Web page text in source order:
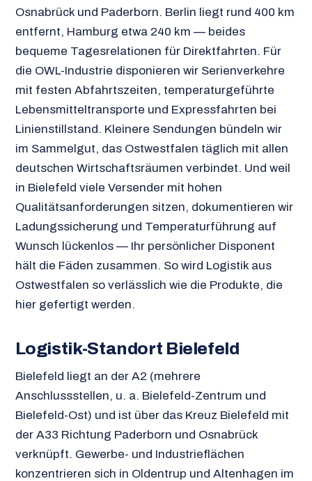
Osnabrück und Paderborn. Berlin liegt rund 400 km
entfernt, Hamburg etwa 240 km — beides
bequeme Tagesrelationen für Direktfahrten. Für
die OWL-Industrie disponieren wir Serienverkehre
mit festen Abfahrtszeiten, temperaturgeführte
Lebensmitteltransporte und Expressfahrten bei
Linienstillstand. Kleinere Sendungen bündeln wir
im Sammelgut, das Ostwestfalen täglich mit allen
deutschen Wirtschaftsräumen verbindet. Und weil
in Bielefeld viele Versender mit hohen
Qualitätsanforderungen sitzen, dokumentieren wir
Ladungssicherung und Temperaturführung auf
Wunsch lückenlos — Ihr persönlicher Disponent
hält die Fäden zusammen. So wird Logistik aus
Ostwestfalen so verlässlich wie die Produkte, die
hier gefertigt werden.
Logistik-Standort Bielefeld
Bielefeld liegt an der A2 (mehrere
Anschlussstellen, u. a. Bielefeld-Zentrum und
Bielefeld-Ost) und ist über das Kreuz Bielefeld mit
der A33 Richtung Paderborn und Osnabrück
verknüpft. Gewerbe- und Industrieflächen
konzentrieren sich in Oldentrup und Altenhagen im